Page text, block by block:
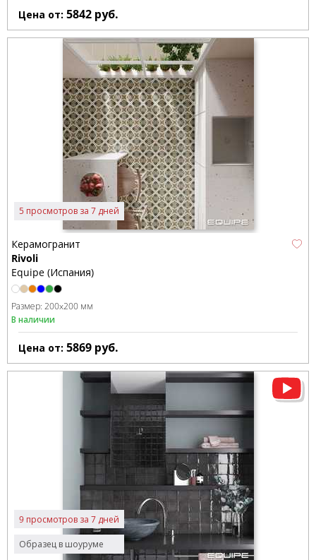
Цена от: 5842 руб.
5 просмотров за 7 дней
Керамогранит
Rivoli
Equipe (Испания)
Размер: 200x200 мм
В наличии
Цена от: 5869 руб.
Образец в шоуруме
9 просмотров за 7 дней